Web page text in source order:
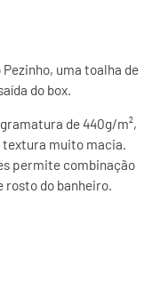
uma toalha de
do box.
de 440g/m²,
textura muito macia.
permite combinação
rosto do banheiro.